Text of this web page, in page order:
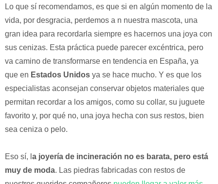
Lo que sí recomendamos, es que si en algún momento de la
vida, por desgracia, perdemos a n nuestra mascota, una
gran idea para recordarla siempre es hacernos una joya con
sus cenizas. Esta práctica puede parecer excéntrica, pero
va camino de transformarse en tendencia en España, ya
que en Estados Unidos ya se hace mucho. Y es que los
especialistas aconsejan conservar objetos materiales que
permitan recordar a los amigos, como su collar, su juguete
favorito y, por qué no, una joya hecha con sus restos, bien
sea ceniza o pelo.
Eso sí, l a joyería de incineración no es barata, pero está
muy de moda. Las piedras fabricadas con restos de